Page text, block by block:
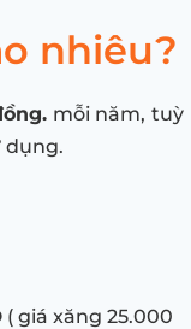
nhiêu?
mỗi năm, tuỳ
dụng.
( giá xăng 25.000